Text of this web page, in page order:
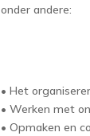
onder andere:
• Het
• Werken met
• Opmaken en